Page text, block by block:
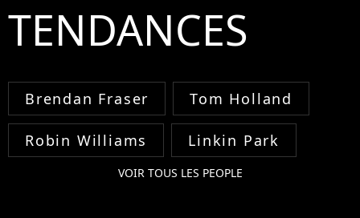
TENDANCES
Brendan Fraser Tom Holland
Robin Williams Linkin Park
VOIR TOUS LES PEOPLE